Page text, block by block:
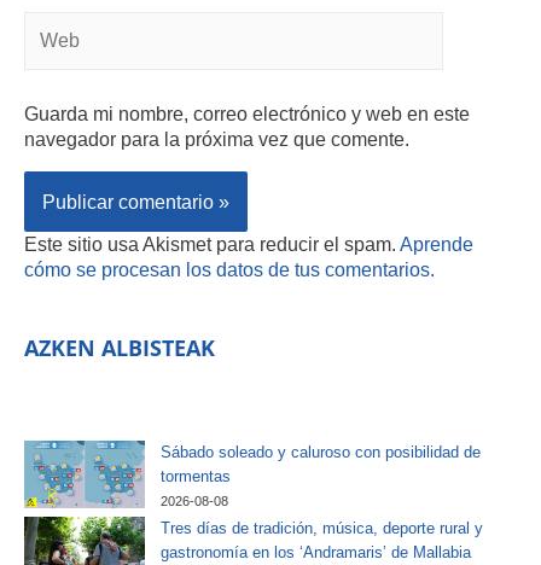
Guarda mi nombre, correo electrónico y web en este
navegador para la próxima vez que comente.
Este sitio usa Akismet para reducir el spam. Aprende
cómo se procesan los datos de tus comentarios.
AZKEN ALBISTEAK
Sábado soleado y caluroso con posibilidad de
tormentas
2026-08-08
Tres días de tradición, música, deporte rural y
gastronomía en los ‘Andramaris’ de Mallabia